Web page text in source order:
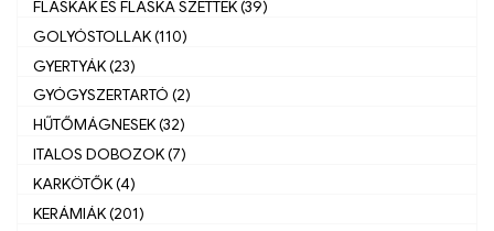
FLASKÁK ÉS FLASKA SZETTEK (39)
GOLYÓSTOLLAK (110)
GYERTYÁK (23)
GYÓGYSZERTARTÓ (2)
HŰTŐMÁGNESEK (32)
ITALOS DOBOZOK (7)
KARKÖTŐK (4)
KERÁMIÁK (201)